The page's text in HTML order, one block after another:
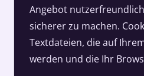
Angebot
sicherer zu machen.
Textdateien, die auf
werden und die Ihr